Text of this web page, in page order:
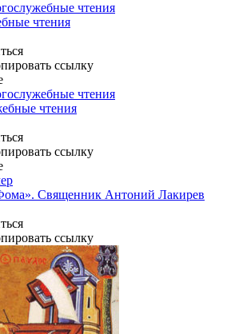
чтения
чтения
чтения
чтения
Священник Антоний Лакирев